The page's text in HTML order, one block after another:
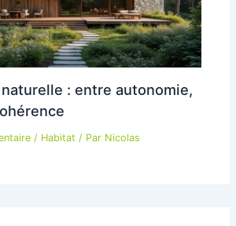
naturelle : entre autonomie,
/ Habitat / Par Nicolas